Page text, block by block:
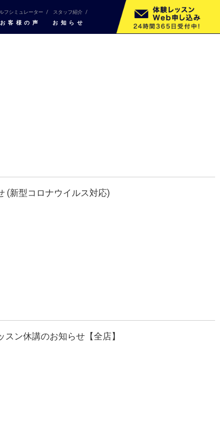
フシミュレーター スタッフ紹介
お客様の声 お知らせ
(新型コロナウイルス対応)
ン休講のお知らせ【全店】